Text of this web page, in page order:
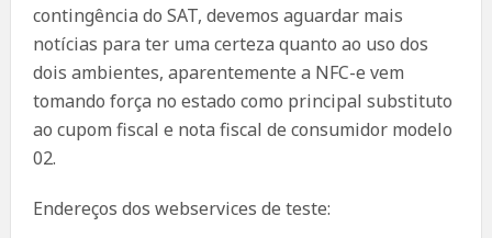
contingência do SAT, devemos aguardar mais
notícias para ter uma certeza quanto ao uso dos
dois ambientes, aparentemente a NFC-e vem
tomando força no estado como principal substituto
ao cupom fiscal e nota fiscal de consumidor modelo
02.
Endereços dos webservices de teste: